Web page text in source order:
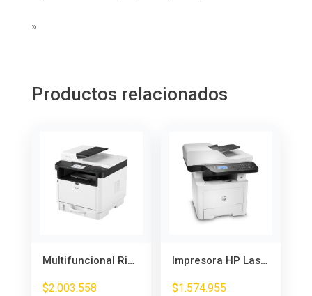
»
Productos relacionados
Multifuncional Ricoh M 320F Laser Mono + Tóner Inicial – Ideal para Oficina
$2.003.558
Impresora HP LaserJet 432fdn Multifuncional Láser – Alta Velocidad y Bajo Costo
$1.574.955